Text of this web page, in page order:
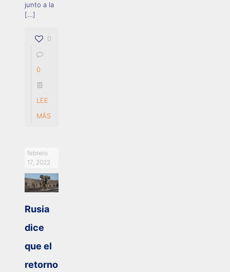
junto a la
[…]
0
0
LEE
MÁS
febrero
17, 2022
Rusia
dice
que el
retorno